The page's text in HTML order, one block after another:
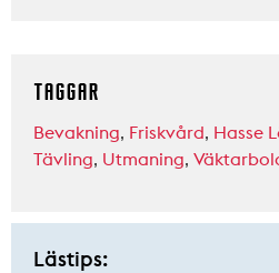
TAGGAR
Bevakning, Friskvård, Hasse
Tävling, Utmaning,
Lästips: